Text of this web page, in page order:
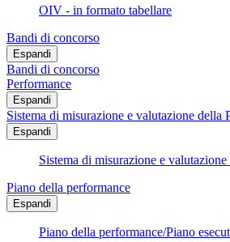
OIV - in formato tabellare
Bandi di concorso
Espandi
Bandi di concorso
Performance
Espandi
Sistema di misurazione e valutazione della
Espandi
Sistema di misurazione e
Piano della performance
Espandi
Piano della performance/Piano